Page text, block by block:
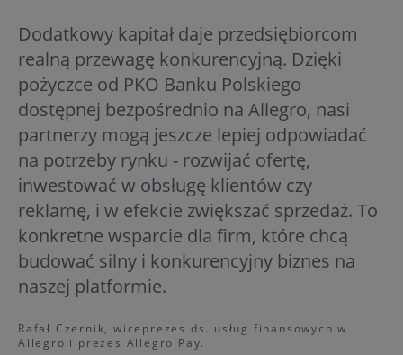
Dodatkowy kapitał daje przedsiębiorcom
realną przewagę konkurencyjną. Dzięki
pożyczce od PKO Banku Polskiego
dostępnej bezpośrednio na Allegro, nasi
partnerzy mogą jeszcze lepiej odpowiadać
na potrzeby rynku - rozwijać ofertę,
inwestować w obsługę klientów czy
reklamę, i w efekcie zwiększać sprzedaż. To
konkretne wsparcie dla firm, które chcą
budować silny i konkurencyjny biznes na
naszej platformie.
Rafał Czernik, wiceprezes ds. usług finansowych w
Allegro i prezes Allegro Pay.